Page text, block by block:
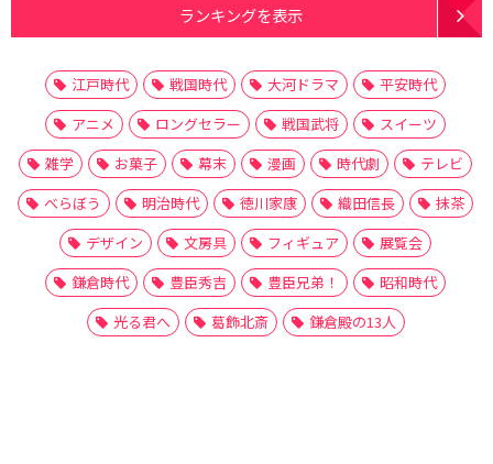
ランキングを表示
江戸時代 戦国時代 大河ドラマ
平安時代
アニメ
ロングセラー 戦国武将
スイーツ
雑学
お菓子 幕末 漫画 時代劇
テレビ
べらぼう
明治時代 徳川家康 織田信長
抹茶
デザイン
文房具 フィギュア
展覧会
鎌倉時代
豊臣秀吉 豊臣兄弟！
昭和時代
光る君へ
葛飾北斎 鎌倉殿の13人